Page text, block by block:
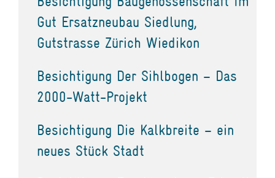
Gut Ersatzneubau Siedlung,
Gutstrasse Zürich Wiedikon
Besichtigung Der Sihlbogen – Das
2000-Watt-Projekt
Besichtigung Die Kalkbreite – ein
neues Stück Stadt